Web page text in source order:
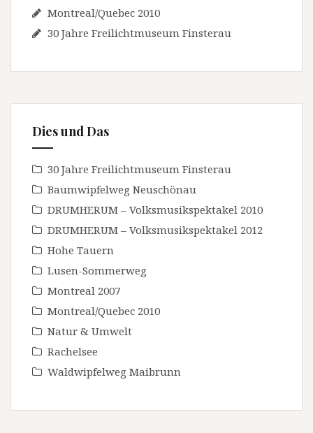
Montreal/Quebec 2010
30 Jahre Freilichtmuseum Finsterau
Dies und Das
30 Jahre Freilichtmuseum Finsterau
Baumwipfelweg Neuschönau
DRUMHERUM – Volksmusikspektakel 2010
DRUMHERUM – Volksmusikspektakel 2012
Hohe Tauern
Lusen-Sommerweg
Montreal 2007
Montreal/Quebec 2010
Natur & Umwelt
Rachelsee
Waldwipfelweg Maibrunn